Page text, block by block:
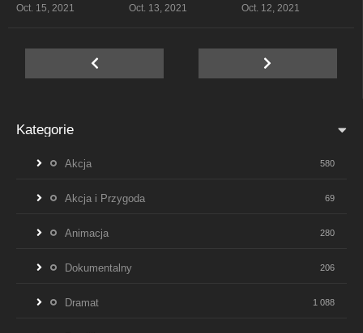
Oct. 15, 2021 Oct. 13, 2021 Oct. 12, 2021
Kategorie
Akcja 580
Akcja i Przygoda 69
Animacja 280
Dokumentalny 206
Dramat 1 088